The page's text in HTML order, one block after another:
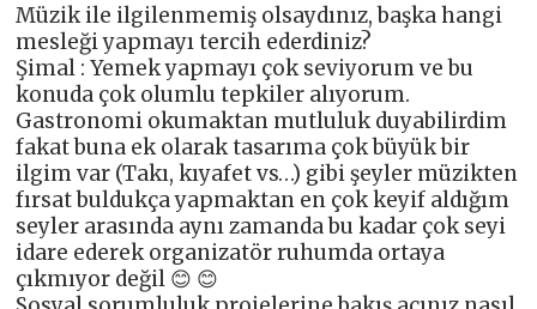
Müzik ile ilgilenmemiş olsaydınız, başka hangi
mesleği yapmayı tercih ederdiniz?
Şimal : Yemek yapmayı çok seviyorum ve bu
konuda çok olumlu tepkiler alıyorum.
Gastronomi okumaktan mutluluk duyabilirdim
fakat buna ek olarak tasarıma çok büyük bir
ilgim var (Takı, kıyafet vs…) gibi şeyler müzikten
fırsat buldukça yapmaktan en çok keyif aldığım
seyler arasında aynı zamanda bu kadar çok seyi
idare ederek organizatör ruhumda ortaya
çıkmıyor değil 😊 😊